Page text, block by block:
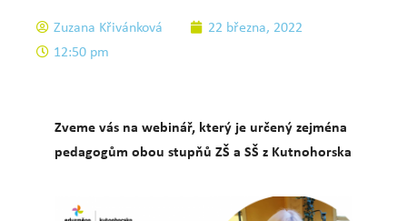
Zuzana Křivánková
22 března, 2022
12:50 pm
Zveme vás na webinář, který je určený zejména
pedagogům obou stupňů ZŠ a SŠ z Kutnohorska